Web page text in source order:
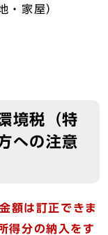
・家屋）
境税（特
への注意
額は訂正できま
得分の納入をす